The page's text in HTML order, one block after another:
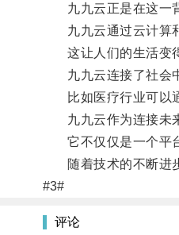
九九云正是在这一背
九九云通过云计算和
这让人们的生活变得
九九云连接了社会中
比如医疗行业可以通
九九云作为连接未来
它不仅仅是一个平台
随着技术的不断进步
#3#
评论